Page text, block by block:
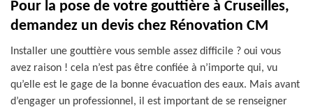
Pour la pose de votre gouttière à Cruseilles,
demandez un devis chez Rénovation CM
Installer une gouttière vous semble assez difficile ? oui vous
avez raison ! cela n’est pas être confiée à n’importe qui, vu
qu’elle est le gage de la bonne évacuation des eaux. Mais avant
d’engager un professionnel, il est important de se renseigner